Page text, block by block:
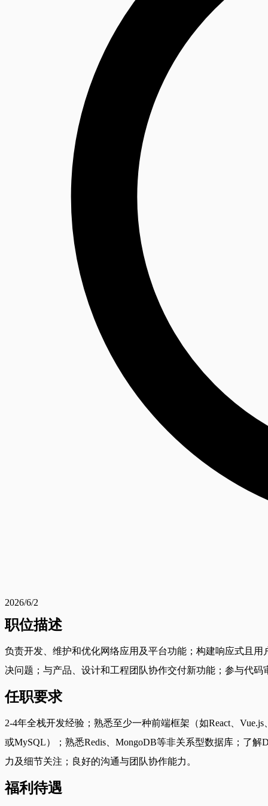
2026/6/2
职位描述
负责开发、维护和优化网络应用及平台功能；构建响应式且
决问题；与产品、设计和工程团队协作交付新功能；参与代
任职要求
2-4年全栈开发经验；熟悉至少一种前端框架（如React、
或MySQL）；熟悉Redis、MongoDB等非关系型数据库；了
力及细节关注；良好的沟通与团队协作能力。
福利待遇